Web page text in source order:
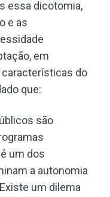
essa dicotomia,
e as
em
do
que:
são
um dos
a autonomia
um dilema